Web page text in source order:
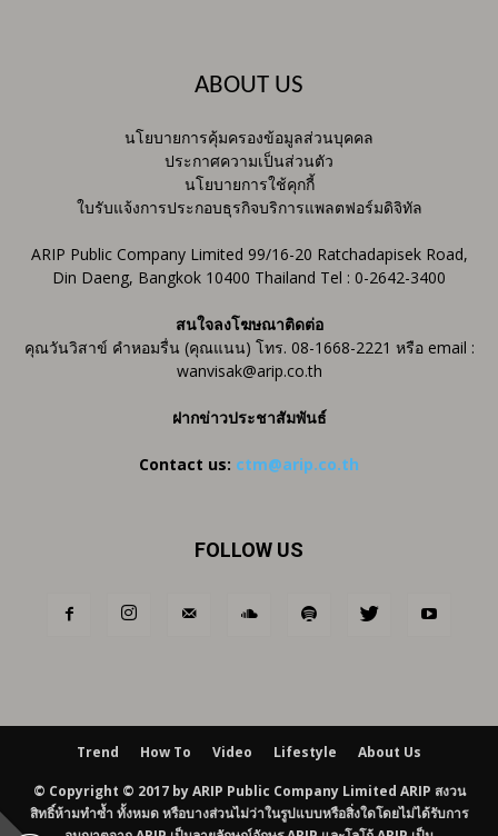
ABOUT US
นโยบายการคุ้มครองข้อมูลส่วนบุคคล
ประกาศความเป็นส่วนตัว
นโยบายการใช้คุกกี้
ใบรับแจ้งการประกอบธุรกิจบริการแพลตฟอร์มดิจิทัล
ARIP Public Company Limited 99/16-20 Ratchadapisek Road,
Din Daeng, Bangkok 10400 Thailand Tel : 0-2642-3400
สนใจลงโฆษณาติดต่อ
คุณวันวิสาข์ คำหอมรื่น (คุณแนน) โทร. 08-1668-2221 หรือ email :
wanvisak@arip.co.th
ฝากข่าวประชาสัมพันธ์
Contact us: ctm@arip.co.th
FOLLOW US
Trend How To Video Lifestyle About Us
© Copyright © 2017 by ARIP Public Company Limited ARIP สงวน
สิทธิ์ห้ามทำซ้ำ ทั้งหมด หรือบางส่วนไม่ว่าในรูปแบบหรือสิ่งใดโดยไม่ได้รับการ